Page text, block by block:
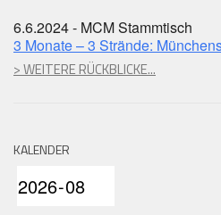
6.6.2024 - MCM Stammtisch
3 Monate – 3 Strände:
> WEITERE RÜCKBLICKE...
KALENDER